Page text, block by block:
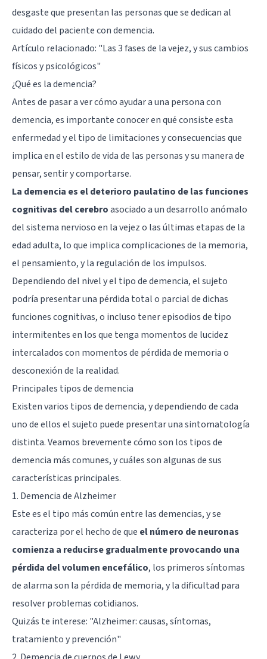
desgaste que presentan las personas que se dedican al
cuidado del paciente con demencia.
Artículo relacionado: "Las 3 fases de la vejez, y sus cambios
físicos y psicológicos"
¿Qué es la demencia?
Antes de pasar a ver cómo ayudar a una persona con
demencia, es importante conocer en qué consiste esta
enfermedad y el tipo de limitaciones y consecuencias que
implica en el estilo de vida de las personas y su manera de
pensar, sentir y comportarse.
La demencia es el deterioro paulatino de las funciones
cognitivas del cerebroasociado a un desarrollo anómalo
del sistema nervioso en la vejez o las últimas etapas de la
edad adulta, lo que implica complicaciones de la memoria,
el pensamiento, y la regulación de los impulsos.
Dependiendo del nivel y el tipo de demencia, el sujeto
podría presentar una pérdida total o parcial de dichas
funciones cognitivas, o incluso tener episodios de tipo
intermitentes en los que tenga momentos de lucidez
intercalados con momentos de pérdida de memoria o
desconexión de la realidad.
Principales tipos de demencia
Existen varios tipos de demencia, y dependiendo de cada
uno de ellos el sujeto puede presentar una sintomatología
distinta. Veamos brevemente cómo son los tipos de
demencia más comunes, y cuáles son algunas de sus
características principales.
1. Demencia de Alzheimer
Este es el tipo más común entre las demencias, y se
caracteriza por el hecho de que el número de neuronas
comienza a reducirse gradualmente provocando una
pérdida del volumen encefálico, los primeros síntomas
de alarma son la pérdida de memoria, y la dificultad para
resolver problemas cotidianos.
Quizás te interese: "Alzheimer: causas, síntomas,
tratamiento y prevención"